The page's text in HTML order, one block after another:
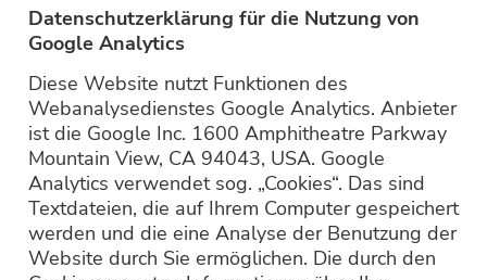
Datenschutzerklärung für die Nutzung von
Google Analytics
Diese Website nutzt Funktionen des
Webanalysedienstes Google Analytics. Anbieter
ist die Google Inc. 1600 Amphitheatre Parkway
Mountain View, CA 94043, USA. Google
Analytics verwendet sog. „Cookies“. Das sind
Textdateien, die auf Ihrem Computer gespeichert
werden und die eine Analyse der Benutzung der
Website durch Sie ermöglichen. Die durch den